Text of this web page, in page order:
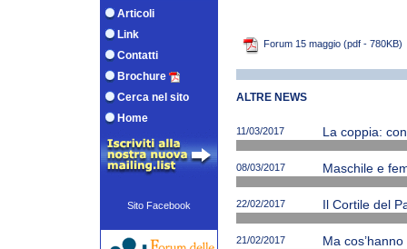
Articoli
Link
Contatti
Brochure
Cerca nel sito
Home
Sito Facebook
Forum 15 maggio (pdf - 780KB)
ALTRE NEWS
11/03/2017 La coppia:
08/03/2017 Maschile e
22/02/2017 Il Cortile del
21/02/2017 Ma